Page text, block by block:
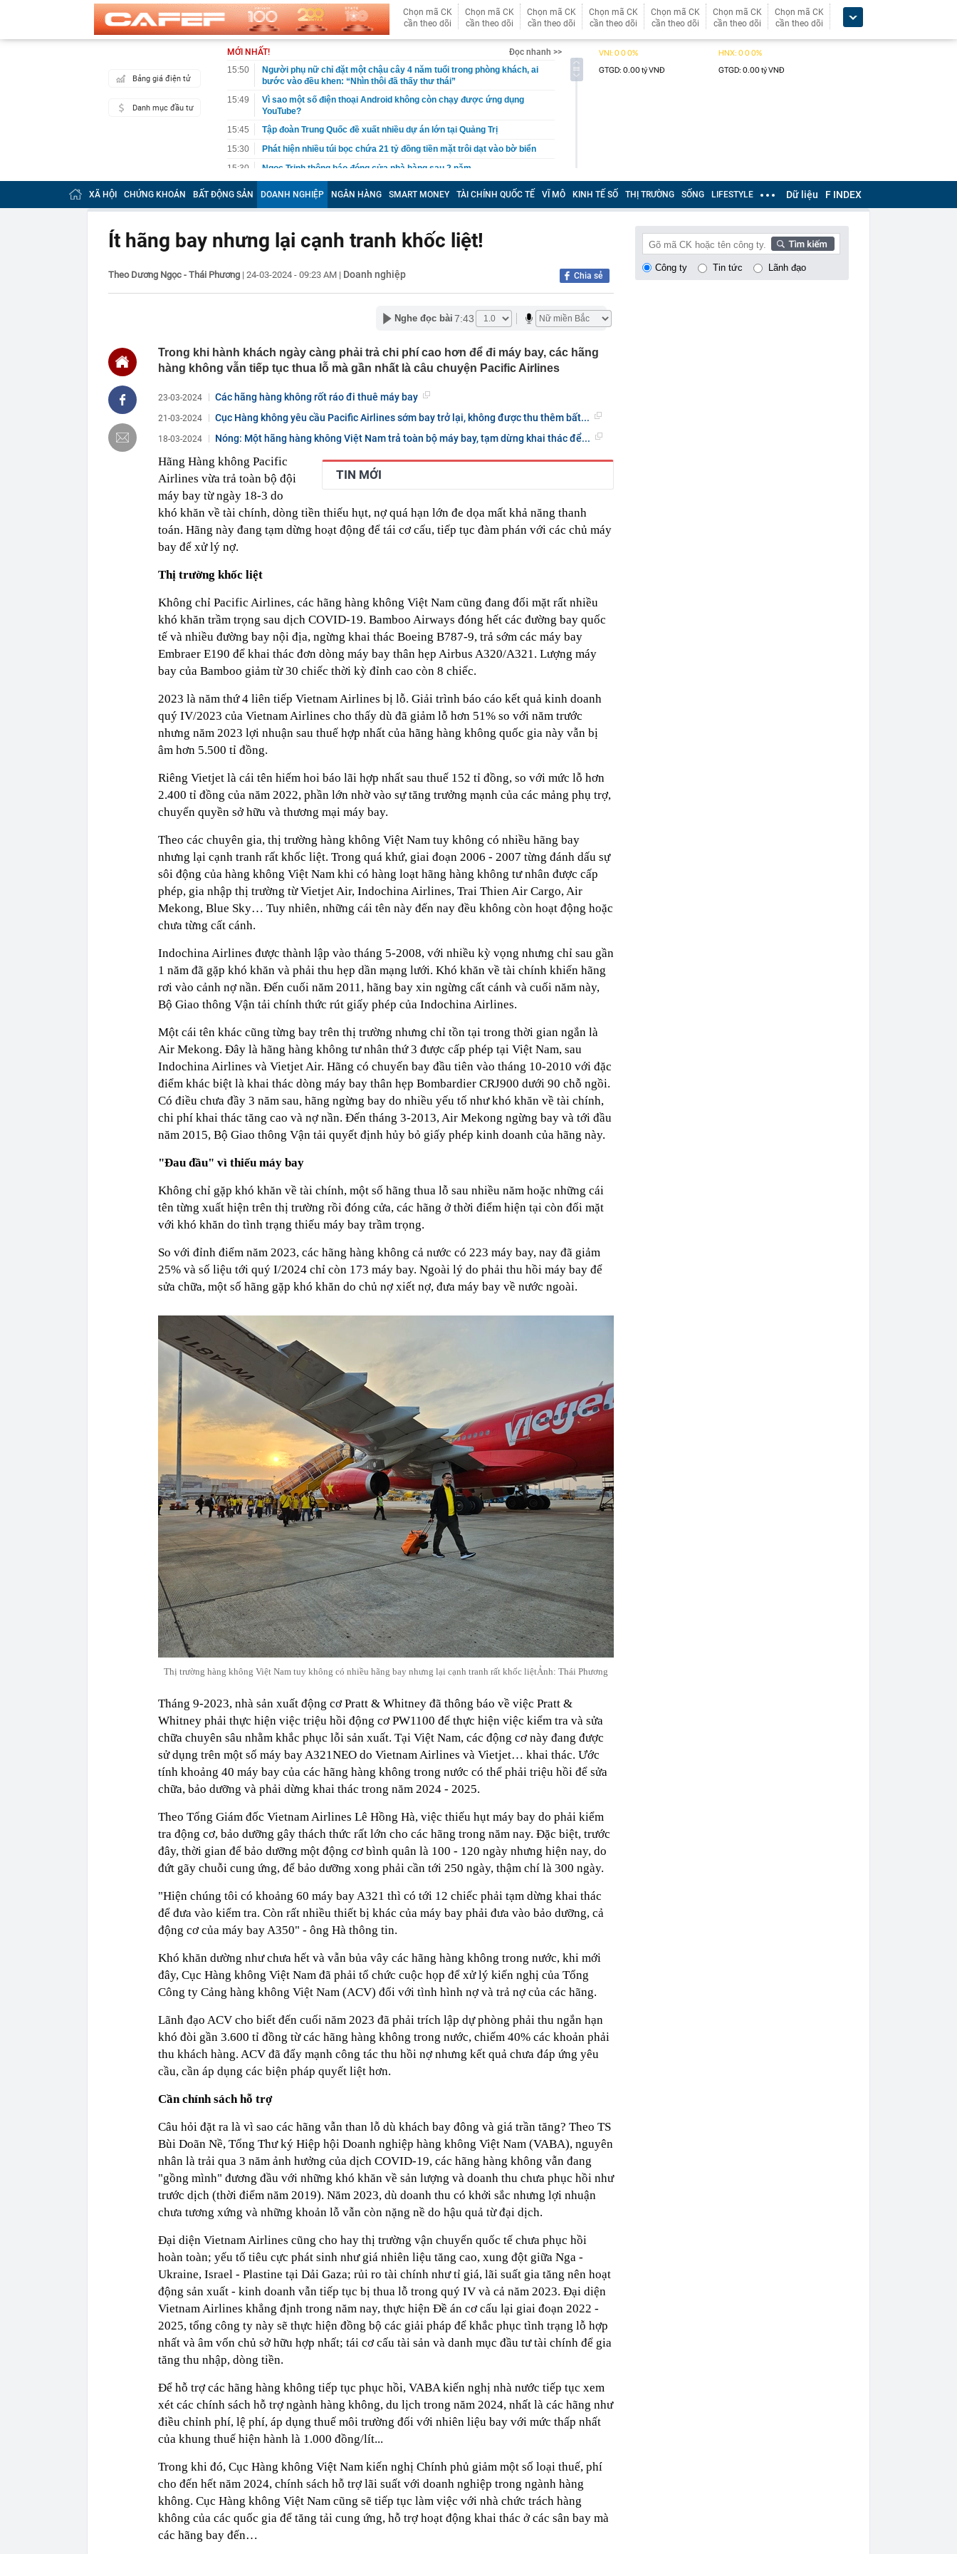
Chọn mã CK
cần theo dõi
Chọn mã CK
cần theo dõi
Chọn mã CK
cần theo dõi
Chọn mã CK
cần theo dõi
Chọn mã CK
cần theo dõi
Chọn mã CK
cần theo dõi
Chọn mã CK
cần theo dõi
Bảng giá điện tử
Danh mục đầu tư
MỚI NHẤT!
Đọc nhanh >>
15:50
Người phụ nữ chỉ đặt một chậu cây 4 năm tuổi trong phòng khách, ai
bước vào đều khen: “Nhìn thôi đã thấy thư thái”
15:49
Vì sao một số điện thoại Android không còn chạy được ứng dụng
YouTube?
15:45
Tập đoàn Trung Quốc đề xuất nhiều dự án lớn tại Quảng Trị
15:30
Phát hiện nhiều túi bọc chứa 21 tỷ đồng tiền mặt trôi dạt vào bờ biển
15:30
Ngọc Trinh thông báo đóng cửa nhà hàng sau 2 năm
15:27
Tập đoàn Đèo Cả đang nghiên cứu đầu tư nhiều dự án với tổng mức
đầu tư dự kiến gần 350.000 tỷ đồng
15:25
Điểm chuẩn Đại học Bách khoa Hà Nội cao nhất là 29,54
Index vẫn đối mặt khả năng rung lắc mạnh
15:15
Vợ chồng Mạnh Trường thông báo về căn biệt thự 600m2 xây từ 2022
Điểm chuẩn Đại học Bách khoa Hà Nội cao nhất 29,54, đa phần các
15:04
Sắp triển khai đường sắt Hà Nội - Đồng Đăng hơn 5 tỷ USD
15:00
Từng có cả 'biển người' chen chúc, ‘thánh địa du lịch’ Campuchia bỗng
đìu hiu: Chuyện gì đang xảy ra?
14:45
Bên trong biệt thự 500m2 như khu nghỉ dưỡng của nam ca sĩ quê Ninh
Công an có cảnh báo quan trọng liên quan đến sổ đỏ, người dân nên
biết rõ
14:44
Điểm chuẩn Học viện Ngân hàng 2026 cao nhất 26,61
14:41
Trước khi đi ngủ nửa tiếng, hãy kiên trì cùng con làm 3 việc này, 10
năm sau sự khác biệt giữa con và bạn bè đồng trang lứa sẽ thấy rõ
14:40
14:39
Nhà vàng bị 'sờ gáy': Bảo Tín Mạnh Hải, Mi Hồng làm ăn ra sao?
14:30
XÃ HỘI CHỨNG KHOÁN BẤT ĐỘNG SẢN DOANH NGHIỆP NGÂN HÀNG SMART MONEY TÀI CHÍNH QUỐC TẾ VĨ MÔ KINH TẾ SỐ THỊ TRƯỜNG SỐNG LIFESTYLE Dữ liệu F INDEX
Ít hãng bay nhưng lại cạnh tranh khốc liệt!
Theo Dương Ngọc - Thái Phương | 24-03-2024 - 09:23 AM | Doanh nghiệp Chia sẻ
Nghe đọc bài 7:43
Trong khi hành khách ngày càng phải trả chi phí cao hơn để đi máy bay, các hãng
hàng không vẫn tiếp tục thua lỗ mà gần nhất là câu chuyện Pacific Airlines
23-03-2024 Các hãng hàng không rốt ráo đi thuê máy bay
21-03-2024 Cục Hàng không yêu cầu Pacific Airlines sớm bay trở lại, không được thu thêm bất...
18-03-2024 Nóng: Một hãng hàng không Việt Nam trả toàn bộ máy bay, tạm dừng khai thác để...
TIN MỚI
Hãng Hàng không Pacific
Airlines vừa trả toàn bộ đội
máy bay từ ngày 18-3 do
khó khăn về tài chính, dòng tiền thiếu hụt, nợ quá hạn lớn đe dọa mất khả năng thanh
toán. Hãng này đang tạm dừng hoạt động để tái cơ cấu, tiếp tục đàm phán với các chủ máy
bay để xử lý nợ.
Thị trường khốc liệt
Không chỉ Pacific Airlines, các hãng hàng không Việt Nam cũng đang đối mặt rất nhiều
khó khăn trầm trọng sau dịch COVID-19. Bamboo Airways đóng hết các đường bay quốc
tế và nhiều đường bay nội địa, ngừng khai thác Boeing B787-9, trả sớm các máy bay
Embraer E190 để khai thác đơn dòng máy bay thân hẹp Airbus A320/A321. Lượng máy
bay của Bamboo giảm từ 30 chiếc thời kỳ đỉnh cao còn 8 chiếc.
2023 là năm thứ 4 liên tiếp Vietnam Airlines bị lỗ. Giải trình báo cáo kết quả kinh doanh
quý IV/2023 của Vietnam Airlines cho thấy dù đã giảm lỗ hơn 51% so với năm trước
nhưng năm 2023 lợi nhuận sau thuế hợp nhất của hãng hàng không quốc gia này vẫn bị
âm hơn 5.500 tỉ đồng.
Riêng Vietjet là cái tên hiếm hoi báo lãi hợp nhất sau thuế 152 tỉ đồng, so với mức lỗ hơn
2.400 tỉ đồng của năm 2022, phần lớn nhờ vào sự tăng trưởng mạnh của các mảng phụ trợ,
chuyển quyền sở hữu và thương mại máy bay.
Theo các chuyên gia, thị trường hàng không Việt Nam tuy không có nhiều hãng bay
nhưng lại cạnh tranh rất khốc liệt. Trong quá khứ, giai đoạn 2006 - 2007 từng đánh dấu sự
sôi động của hàng không Việt Nam khi có hàng loạt hãng hàng không tư nhân được cấp
phép, gia nhập thị trường từ Vietjet Air, Indochina Airlines, Trai Thien Air Cargo, Air
Mekong, Blue Sky… Tuy nhiên, những cái tên này đến nay đều không còn hoạt động hoặc
chưa từng cất cánh.
Indochina Airlines được thành lập vào tháng 5-2008, với nhiều kỳ vọng nhưng chỉ sau gần
1 năm đã gặp khó khăn và phải thu hẹp dần mạng lưới. Khó khăn về tài chính khiến hãng
rơi vào cảnh nợ nần. Đến cuối năm 2011, hãng bay xin ngừng cất cánh và cuối năm này,
Bộ Giao thông Vận tải chính thức rút giấy phép của Indochina Airlines.
Một cái tên khác cũng từng bay trên thị trường nhưng chỉ tồn tại trong thời gian ngắn là
Air Mekong. Đây là hãng hàng không tư nhân thứ 3 được cấp phép tại Việt Nam, sau
Indochina Airlines và Vietjet Air. Hãng có chuyến bay đầu tiên vào tháng 10-2010 với đặc
điểm khác biệt là khai thác dòng máy bay thân hẹp Bombardier CRJ900 dưới 90 chỗ ngồi.
Có điều chưa đầy 3 năm sau, hãng ngừng bay do nhiều yếu tố như khó khăn về tài chính,
chi phí khai thác tăng cao và nợ nần. Đến tháng 3-2013, Air Mekong ngừng bay và tới đầu
năm 2015, Bộ Giao thông Vận tải quyết định hủy bỏ giấy phép kinh doanh của hãng này.
"Đau đầu" vì thiếu máy bay
Không chỉ gặp khó khăn về tài chính, một số hãng thua lỗ sau nhiều năm hoặc những cái
tên từng xuất hiện trên thị trường rồi đóng cửa, các hãng ở thời điểm hiện tại còn đối mặt
với khó khăn do tình trạng thiếu máy bay trầm trọng.
So với đỉnh điểm năm 2023, các hãng hàng không cả nước có 223 máy bay, nay đã giảm
25% và số liệu tới quý I/2024 chỉ còn 173 máy bay. Ngoài lý do phải thu hồi máy bay để
sửa chữa, một số hãng gặp khó khăn do chủ nợ xiết nợ, đưa máy bay về nước ngoài.
Thị trường hàng không Việt Nam tuy không có nhiều hãng bay nhưng lại cạnh tranh rất khốc liệtẢnh: Thái Phương
Tháng 9-2023, nhà sản xuất động cơ Pratt & Whitney đã thông báo về việc Pratt &
Whitney phải thực hiện việc triệu hồi động cơ PW1100 để thực hiện việc kiểm tra và sửa
chữa chuyên sâu nhằm khắc phục lỗi sản xuất. Tại Việt Nam, các động cơ này đang được
sử dụng trên một số máy bay A321NEO do Vietnam Airlines và Vietjet… khai thác. Ước
tính khoảng 40 máy bay của các hãng hàng không trong nước có thể phải triệu hồi để sửa
chữa, bảo dưỡng và phải dừng khai thác trong năm 2024 - 2025.
Theo Tổng Giám đốc Vietnam Airlines Lê Hồng Hà, việc thiếu hụt máy bay do phải kiểm
tra động cơ, bảo dưỡng gây thách thức rất lớn cho các hãng trong năm nay. Đặc biệt, trước
đây, thời gian để bảo dưỡng một động cơ bình quân là 100 - 120 ngày nhưng hiện nay, do
đứt gãy chuỗi cung ứng, để bảo dưỡng xong phải cần tới 250 ngày, thậm chí là 300 ngày.
"Hiện chúng tôi có khoảng 60 máy bay A321 thì có tới 12 chiếc phải tạm dừng khai thác
để đưa vào kiểm tra. Còn rất nhiều thiết bị khác của máy bay phải đưa vào bảo dưỡng, cả
động cơ của máy bay A350" - ông Hà thông tin.
Khó khăn dường như chưa hết và vẫn bủa vây các hãng hàng không trong nước, khi mới
đây, Cục Hàng không Việt Nam đã phải tổ chức cuộc họp để xử lý kiến nghị của Tổng
Công ty Cảng hàng không Việt Nam (ACV) đối với tình hình nợ và trả nợ của các hãng.
Lãnh đạo ACV cho biết đến cuối năm 2023 đã phải trích lập dự phòng phải thu ngắn hạn
khó đòi gần 3.600 tỉ đồng từ các hãng hàng không trong nước, chiếm 40% các khoản phải
thu khách hàng. ACV đã đẩy mạnh công tác thu hồi nợ nhưng kết quả chưa đáp ứng yêu
cầu, cần áp dụng các biện pháp quyết liệt hơn.
Cần chính sách hỗ trợ
Câu hỏi đặt ra là vì sao các hãng vẫn than lỗ dù khách bay đông và giá trần tăng? Theo TS
Bùi Doãn Nề, Tổng Thư ký Hiệp hội Doanh nghiệp hàng không Việt Nam (VABA), nguyên
nhân là trải qua 3 năm ảnh hưởng của dịch COVID-19, các hãng hàng không vẫn đang
"gồng mình" đương đầu với những khó khăn về sản lượng và doanh thu chưa phục hồi như
trước dịch (thời điểm năm 2019). Năm 2023, dù doanh thu có khởi sắc nhưng lợi nhuận
chưa tương xứng và những khoản lỗ vẫn còn nặng nề do hậu quả từ đại dịch.
Đại diện Vietnam Airlines cũng cho hay thị trường vận chuyển quốc tế chưa phục hồi
hoàn toàn; yếu tố tiêu cực phát sinh như giá nhiên liệu tăng cao, xung đột giữa Nga -
Ukraine, Israel - Plastine tại Dải Gaza; rủi ro tài chính như tỉ giá, lãi suất gia tăng nên hoạt
động sản xuất - kinh doanh vẫn tiếp tục bị thua lỗ trong quý IV và cả năm 2023. Đại diện
Vietnam Airlines khẳng định trong năm nay, thực hiện Đề án cơ cấu lại giai đoạn 2022 -
2025, tổng công ty này sẽ thực hiện đồng bộ các giải pháp để khắc phục tình trạng lỗ hợp
nhất và âm vốn chủ sở hữu hợp nhất; tái cơ cấu tài sản và danh mục đầu tư tài chính để gia
tăng thu nhập, dòng tiền.
Để hỗ trợ các hãng hàng không tiếp tục phục hồi, VABA kiến nghị nhà nước tiếp tục xem
xét các chính sách hỗ trợ ngành hàng không, du lịch trong năm 2024, nhất là các hãng như
điều chỉnh phí, lệ phí, áp dụng thuế môi trường đối với nhiên liệu bay với mức thấp nhất
của khung thuế hiện hành là 1.000 đồng/lít...
Trong khi đó, Cục Hàng không Việt Nam kiến nghị Chính phủ giảm một số loại thuế, phí
cho đến hết năm 2024, chính sách hỗ trợ lãi suất với doanh nghiệp trong ngành hàng
không. Cục Hàng không Việt Nam cũng sẽ tiếp tục làm việc với nhà chức trách hàng
không của các quốc gia để tăng tải cung ứng, hỗ trợ hoạt động khai thác ở các sân bay mà
các hãng bay đến…
Công ty Tin tức Lãnh đạo